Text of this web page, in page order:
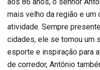
aos 86 anos, o senhor
mais velho da região e
atividade. Sempre
cidades, ele se tornou um
esporte e inspiração para
de corredor, Antônio